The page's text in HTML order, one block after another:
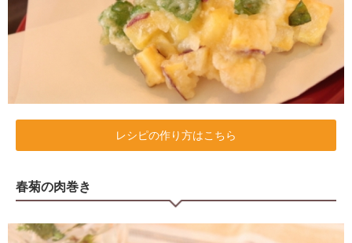
レシピの作り方はこちら
春菊の肉巻き